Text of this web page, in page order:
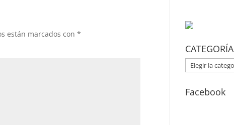
están marcados con*
CATEGORÍAS
–
BLOG
Facebook